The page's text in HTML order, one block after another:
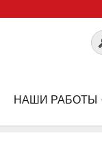
НАШИ РАБОТЫ